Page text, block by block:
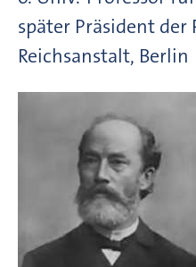
später Präsident der
Reichsanstalt, Berlin